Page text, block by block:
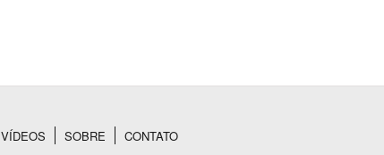
VÍDEOS SOBRE CONTATO